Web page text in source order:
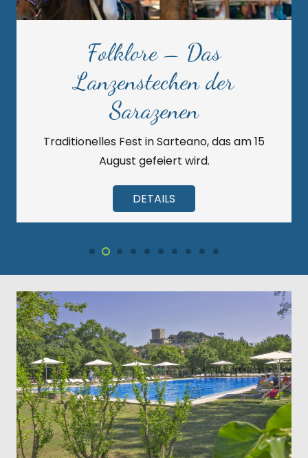
Folklore – Das
Lanzenstechen der
Sarazenen
Traditionelles Fest in Sarteano, das am 15
August gefeiert wird.
DETAILS